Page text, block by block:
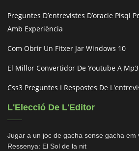
Preguntes D’entrevistes D’oracle Plsql
Amb Experiència
Com Obrir Un Fitxer Jar Windows 10
El Millor Convertidor De Youtube A Mp3
Css3 Preguntes I Respostes De
L'Elecció De L'Editor
Jugar a un joc de gacha sense gacha em
Ressenya: El Sol de la nit